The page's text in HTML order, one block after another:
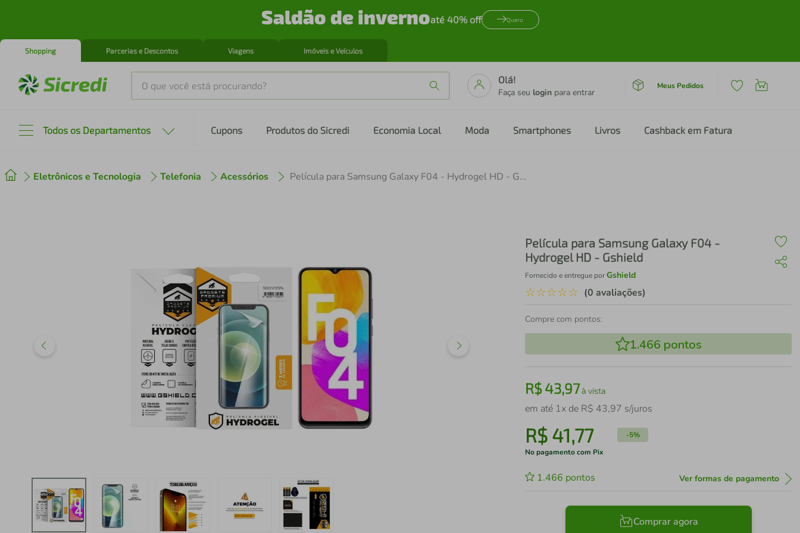
Saldão de invernoaté 40% off Quero
Shopping Parcerias e Descontos Viagens Imóveis e Veículos
O que você está procurando?
Olá!
Faça seu login para entrar
Meus Pedidos
Todos os Departamentos Cupons Produtos do Sicredi Economia Local Moda Smartphones Livros Cashback em Fatura
Eletrônicos e Tecnologia Telefonia Acessórios Película para Samsung Galaxy F04 - Hydrogel HD - Gshield
Película para Samsung Galaxy F04 -
Hydrogel HD - Gshield
Fornecido e entregue porGshield
☆☆☆☆☆ (0 avaliações)
Compre com pontos:
1.466 pontos
R$43,97à vista
em até 1x de R$ 43,97 s/juros
R$ 41,77 -5%
No pagamento com Pix
1.466 pontos Ver formas de pagamento
Comprar agora
2º cafeteira
iphone